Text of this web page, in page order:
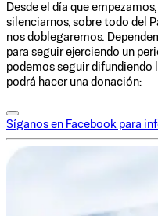
Desde el día que
silenciarnos, sobre todo del
nos doblegaremos.
para seguir ejerciendo un
podemos seguir difundiendo
podrá hacer una donación:
Síganos en Facebook para